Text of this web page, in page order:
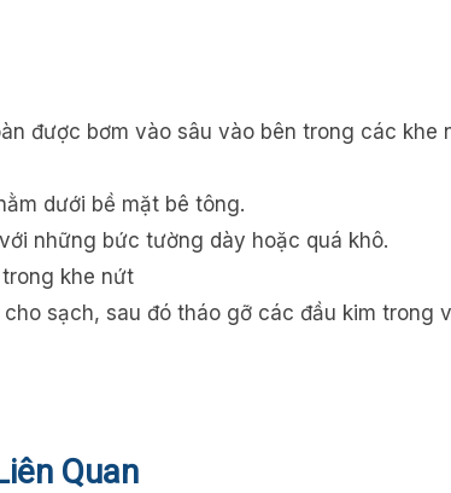
được bơm vào sâu vào bên trong các khe
dưới bề mặt bê tông.
những bức tường dày hoặc quá khô.
khe nứt
sạch, sau đó tháo gỡ các đầu kim trong
Quan